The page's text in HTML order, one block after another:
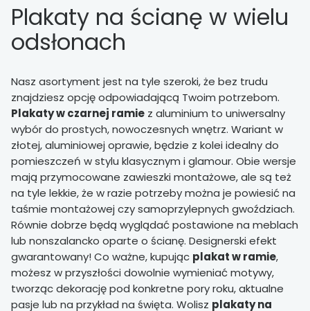
Plakaty na ścianę w wielu
odsłonach
Nasz asortyment jest na tyle szeroki, że bez trudu
znajdziesz opcję odpowiadającą Twoim potrzebom.
Plakaty w czarnej ramie z aluminium to uniwersalny
wybór do prostych, nowoczesnych wnętrz. Wariant w
złotej, aluminiowej oprawie, będzie z kolei idealny do
pomieszczeń w stylu klasycznym i glamour. Obie wersje
mają przymocowane zawieszki montażowe, ale są też
na tyle lekkie, że w razie potrzeby można je powiesić na
taśmie montażowej czy samoprzylepnych gwoździach.
Równie dobrze będą wyglądać postawione na meblach
lub nonszalancko oparte o ścianę. Designerski efekt
gwarantowany! Co ważne, kupując plakat w ramie,
możesz w przyszłości dowolnie wymieniać motywy,
tworząc dekorację pod konkretne pory roku, aktualne
pasje lub na przykład na święta. Wolisz plakaty na